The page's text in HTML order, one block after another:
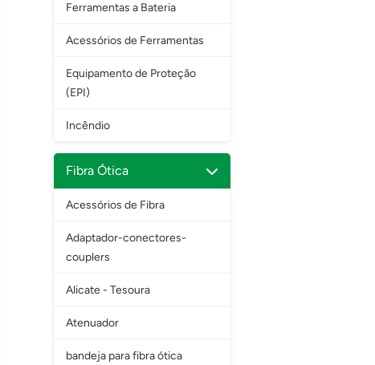
Ferramentas a Bateria
Acessórios de Ferramentas
Equipamento de Proteção
(EPI)
Incêndio
Fibra Ótica
Acessórios de Fibra
Adaptador-conectores-
couplers
Alicate - Tesoura
Atenuador
bandeja para fibra ótica